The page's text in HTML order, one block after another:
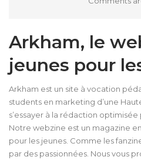
Arkham, le
jeunes pour
Arkham est un site à vocation
students en marketing d’une
s’essayer à la rédaction optimisée
Notre webzine est un magazine
pour les jeunes. Comme les
par des passionnées. Nous vous